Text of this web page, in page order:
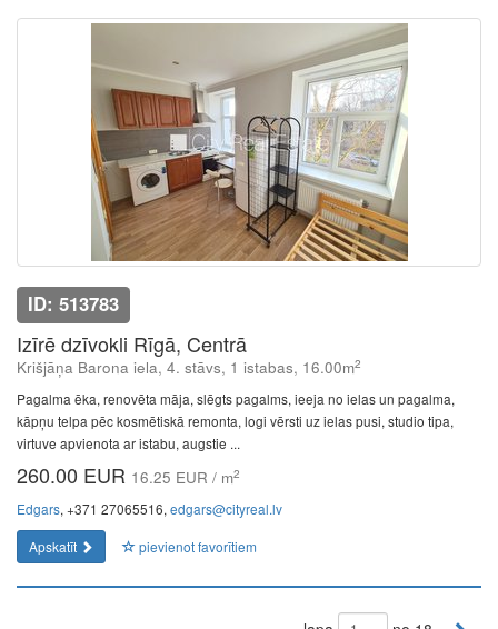
ID: 513783
Izīrē dzīvokli Rīgā, Centrā
Krišjāņa Barona iela, 4. stāvs, 1 istabas, 16.00m2
Pagalma ēka, renovēta māja, slēgts pagalms, ieeja no ielas un pagalma,
kāpņu telpa pēc kosmētiskā remonta, logi vērsti uz ielas pusi, studio tipa,
virtuve apvienota ar istabu, augstie ...
260.00 EUR 16.25 EUR / m2
Edgars, +371 27065516, edgars@cityreal.lv
Apskatīt
pievienot favorītiem